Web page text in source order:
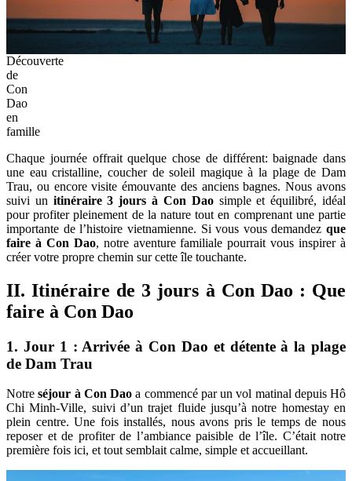
Découverte
de
Con
Dao
en
famille
Chaque journée offrait quelque chose de différent: baignade dans
une eau cristalline, coucher de soleil magique à la plage de Dam
Trau, ou encore visite émouvante des anciens bagnes. Nous avons
suivi un itinéraire 3 jours à Con Daosimple et équilibré, idéal
pour profiter pleinement de la nature tout en comprenant une partie
importante de l’histoire vietnamienne. Si vous vous demandez que
faire à Con Dao, notre aventure familiale pourrait vous inspirer à
créer votre propre chemin sur cette île touchante.
II. Itinéraire de 3 jours à Con Dao : Que
faire à Con Dao
1. Jour 1 : Arrivée à Con Dao et détente à la plage
de Dam Trau
Notreséjour à Con Dao a commencé par un vol matinal depuis Hô
Chi Minh-Ville, suivi d’un trajet fluide jusqu’à notre homestay en
plein centre. Une fois installés, nous avons pris le temps de nous
reposer et de profiter de l’ambiance paisible de l’île. C’était notre
première fois ici, et tout semblait calme, simple et accueillant.